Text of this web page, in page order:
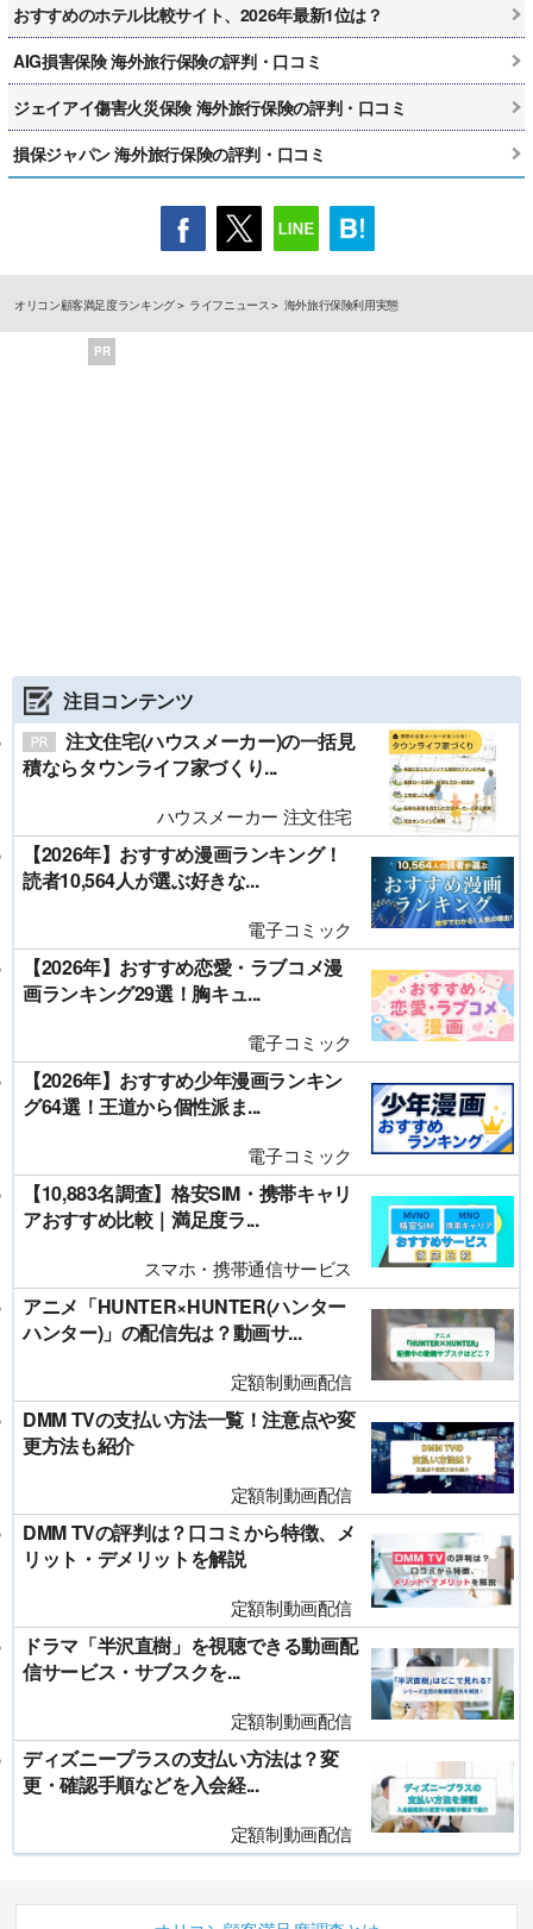
おすすめのホテル比較サイト、2026年最新1位は？
AIG損害保険 海外旅行保険の評判・口コミ
ジェイアイ傷害火災保険 海外旅行保険の評判・口コミ
損保ジャパン 海外旅行保険の評判・口コミ
オリコン顧客満足度ランキング ライフニュース 海外旅行保険利用実態
PR
注目コンテンツ
注文住宅(ハウスメーカー)の一括見
積ならタウンライフ家づくり...
ハウスメーカー 注文住宅
【2026年】おすすめ漫画ランキング！
読者10,564人が選ぶ好きな...
電子コミック
【2026年】おすすめ恋愛・ラブコメ漫
画ランキング29選！胸キュ...
電子コミック
【2026年】おすすめ少年漫画ランキン
グ64選！王道から個性派ま...
電子コミック
【10,883名調査】格安SIM・携帯キャリ
アおすすめ比較｜満足度ラ...
スマホ・携帯通信サービス
アニメ「HUNTER×HUNTER(ハンター
ハンター)」の配信先は？動画サ...
定額制動画配信
DMM TVの支払い方法一覧！注意点や変
更方法も紹介
定額制動画配信
DMM TVの評判は？口コミから特徴、メ
リット・デメリットを解説
定額制動画配信
ドラマ「半沢直樹」を視聴できる動画配
信サービス・サブスクを...
定額制動画配信
ディズニープラスの支払い方法は？変
更・確認手順などを入会経...
定額制動画配信